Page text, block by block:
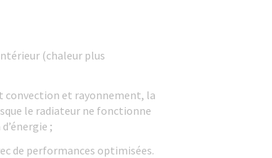
(chaleur plus
convection et rayonnement, la
le radiateur ne fonctionne
;
de performances optimisées.